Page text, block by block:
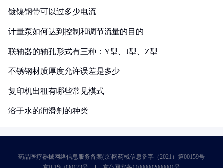
镀镍钢带可以过多少电流
计量泵如何达到控制和调节流量的目的
联轴器的轴孔形式有三种：Y型、J型、Z型
不锈钢材质厚度允许误差是多少
复印机出租有哪些常见模式
溶于水的润滑剂的种类
药品医疗器械网络信息服务备案(京)网药械信息备字（2021）第00159号